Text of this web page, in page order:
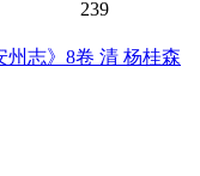
239
志》8卷 清 杨桂森